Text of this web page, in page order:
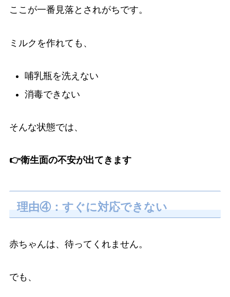
ここが一番見落とされがちです。
ミルクを作れても、
哺乳瓶を洗えない
消毒できない
そんな状態では、
👉衛生面の不安が出てきます
理由④：すぐに対応できない
赤ちゃんは、待ってくれません。
でも、